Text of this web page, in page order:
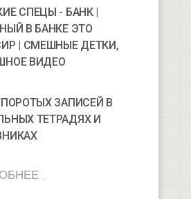
СПЕЦЫ - БАНК |
В БАНКЕ ЭТО
| СМЕШНЫЕ ДЕТКИ,
ВИДЕО
ЗАПИСЕЙ В
ТЕТРАДЯХ И
...